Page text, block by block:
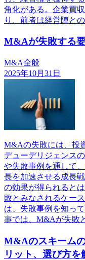
角化がある。企業買
り、前者は経営陣と
M&Aが失敗する
M&A全般
2025年10月31日
M&Aの失敗には、投
デューデリジェンス
や失敗事例を通して
長を加速させる成長
の効果が得られると
敗とみなされるケー
は、失敗事例を知っ
事では、M&Aが失敗
M&Aのスキーム
リット、選び方を